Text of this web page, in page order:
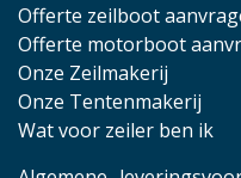
Offerte zeilboot
Offerte motorboot
Onze Zeilmakerij
Onze Tentenmakerij
Wat voor zeiler ben ik